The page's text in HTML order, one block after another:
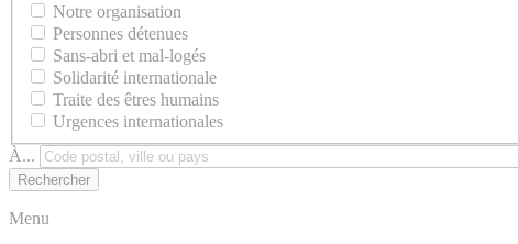
Notre organisation
Personnes détenues
Sans-abri et mal-logés
Solidarité internationale
Traite des êtres humains
Urgences internationales
À...
Menu